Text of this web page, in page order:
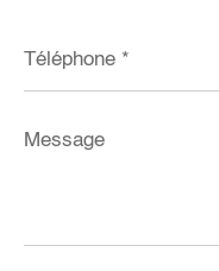
*
Message